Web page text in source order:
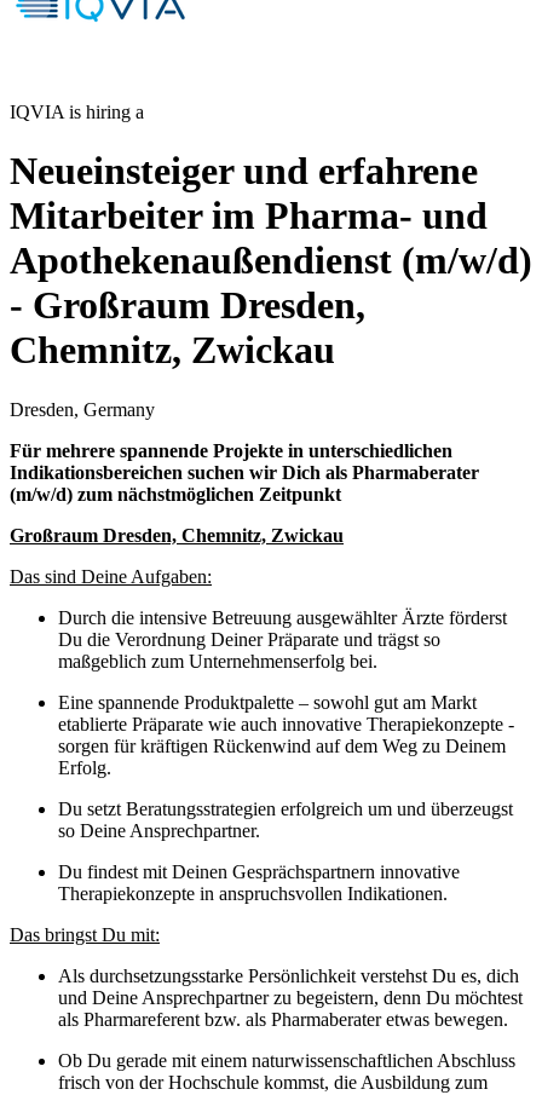
IQVIA is hiring a
Neueinsteiger und erfahrene
Mitarbeiter im Pharma- und
Apothekenaußendienst (m/w/d)
- Großraum Dresden,
Chemnitz, Zwickau
Dresden, Germany
Für mehrere spannende Projekte in unterschiedlichen
Indikationsbereichen suchen wir Dich als Pharmaberater
(m/w/d) zum nächstmöglichen Zeitpunkt
Großraum Dresden, Chemnitz, Zwickau
Das sind Deine Aufgaben:
Durch die intensive Betreuung ausgewählter Ärzte förderst
Du die Verordnung Deiner Präparate und trägst so
maßgeblich zum Unternehmenserfolg bei.
Eine spannende Produktpalette – sowohl gut am Markt
etablierte Präparate wie auch innovative Therapiekonzepte -
sorgen für kräftigen Rückenwind auf dem Weg zu Deinem
Erfolg.
Du setzt Beratungsstrategien erfolgreich um und überzeugst
so Deine Ansprechpartner.
Du findest mit Deinen Gesprächspartnern innovative
Therapiekonzepte in anspruchsvollen Indikationen.
Das bringst Du mit:
Als durchsetzungsstarke Persönlichkeit verstehst Du es, dich
und Deine Ansprechpartner zu begeistern, denn Du möchtest
als Pharmareferent bzw. als Pharmaberater etwas bewegen.
Ob Du gerade mit einem naturwissenschaftlichen Abschluss
frisch von der Hochschule kommst, die Ausbildung zum